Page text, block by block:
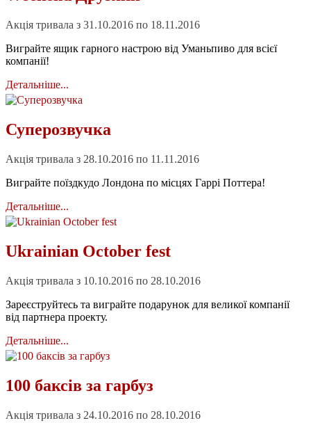
Акція тривала з 31.10.2016 по 18.11.2016
Виграйте ящик гарного настрою від Уманьпиво для всієї
компанії!
Детальніше...
Суперозвучка
Акція тривала з 28.10.2016 по 11.11.2016
Виграйте поїздкудо Лондона по місцях Гаррі Поттера!
Детальніше...
Ukrainian Оctober fest
Акція тривала з 10.10.2016 по 28.10.2016
Зареєструйтесь та виграйте подарунок для великої компанії
від партнера проекту.
Детальніше...
100 баксів за гарбуз
Акція тривала з 24.10.2016 по 28.10.2016